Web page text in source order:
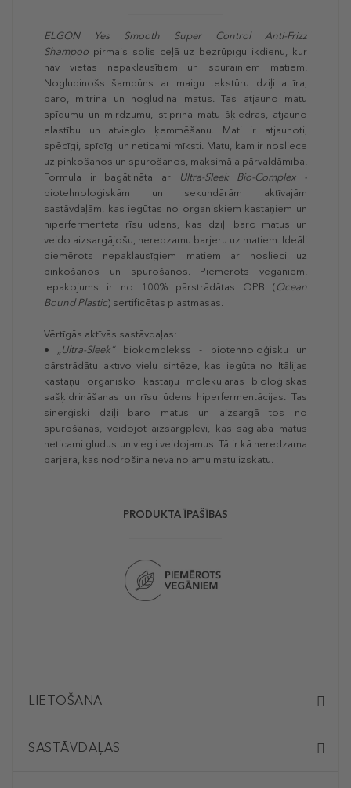
ELGON Yes Smooth Super Control Anti-Frizz
Shampoo pirmais solis ceļā uz bezrūpīgu ikdienu, kur
nav vietas nepaklausītiem un spurainiem matiem.
Nogludinošs šampūns ar maigu tekstūru dziļi attīra,
baro, mitrina un nogludina matus. Tas atjauno matu
spīdumu un mirdzumu, stiprina matu šķiedras, atjauno
elastību un atvieglo ķemmēšanu. Mati ir atjaunoti,
spēcīgi, spīdīgi un neticami mīksti. Matu, kam ir nosliece
uz pinkošanos un spurošanos, maksimāla pārvaldāmība.
Formula ir bagātināta ar
Ultra-Sleek Bio-Complex -
biotehnoloģiskām un sekundārām aktīvajām
sastāvdaļām, kas iegūtas no organiskiem kastaņiem un
hiperfermentēta rīsu ūdens, kas dziļi baro matus un
veido aizsargājošu, neredzamu barjeru uz matiem. Ideāli
piemērots nepaklausīgiem matiem ar noslieci uz
pinkošanos un spurošanos. Piemērots vegāniem.
Iepakojums ir no 100% pārstrādātas OPB ( Ocean
Bound Plastic) sertificētas plastmasas.
Vērtīgās aktīvās sastāvdaļas:
• „Ultra-Sleek“biokomplekss - biotehnoloģisku un
pārstrādātu aktīvo vielu sintēze, kas iegūta no Itālijas
kastaņu organisko kastaņu molekulārās bioloģiskās
sašķidrināšanas un rīsu ūdens hiperfermentācijas. Tas
sinerģiski dziļi baro matus un aizsargā tos no
spurošanās, veidojot aizsargplēvi, kas saglabā matus
neticami gludus un viegli veidojamus. Tā ir kā neredzama
barjera, kas nodrošina nevainojamu matu izskatu.
PRODUKTA ĪPAŠĪBAS
LIETOŠANA
SASTĀVDAĻAS